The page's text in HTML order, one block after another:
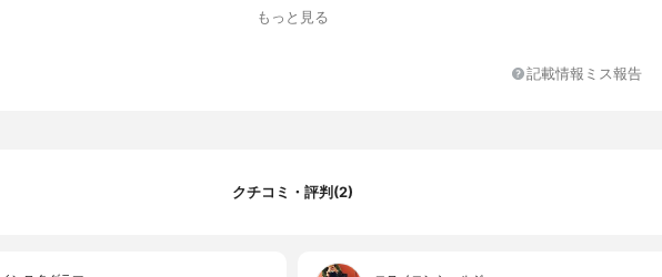
もっと見る
記載情報ミス報告
クチコミ・評判(2)